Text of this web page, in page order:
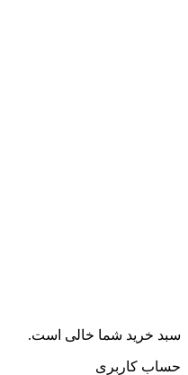
سبد خرید شما خالی است.
حساب کاربری